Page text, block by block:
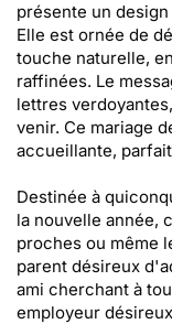
présente un
Elle est ornée de
touche naturelle,
raffinées. Le
lettres
venir. Ce mariage
accueillante,
Destinée à
la nouvelle année,
proches ou même
parent désireux
ami cherchant à
employeur